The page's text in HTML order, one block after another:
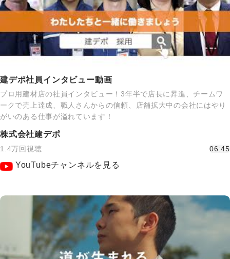
建デポ社員インタビュー動画
プロ用建材店の社員インタビュー！3年半で店長に昇進、チームワ
ークで売上達成、職人さんからの信頼、店舗拡大中の会社にはやり
がいのある仕事が溢れています！
株式会社建デポ
1.4万回視聴 06:45
YouTubeチャンネルを見る